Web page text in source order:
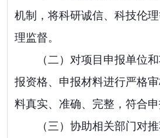
机制，将科研诚信、科技伦
理监督。
（二）对项目申报单位
报资格、申报材料进行严格
料真实、准确、完整，符合申
（三）协助相关部门对